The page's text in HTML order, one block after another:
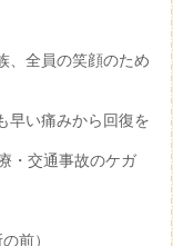
、全員の笑顔のため
早い痛みから回復を
・交通事故のケガ
前）